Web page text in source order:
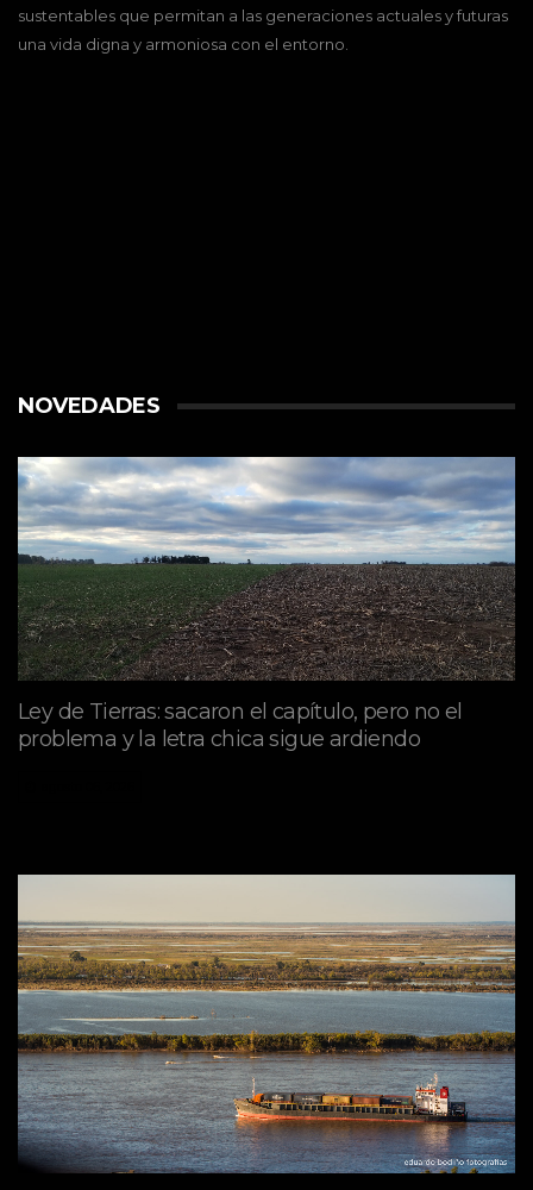
sustentables que permitan a las generaciones actuales y futuras
una vida digna y armoniosa con el entorno.
NOVEDADES
Ley de Tierras: sacaron el capítulo, pero no el
problema y la letra chica sigue ardiendo